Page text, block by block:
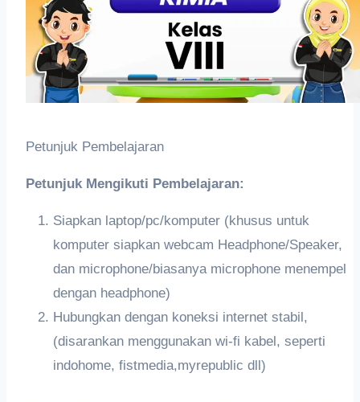
Petunjuk Pembelajaran
Petunjuk Mengikuti Pembelajaran:
Siapkan laptop/pc/komputer (khusus untuk
komputer siapkan webcam Headphone/Speaker,
dan microphone/biasanya microphone menempel
dengan headphone)
Hubungkan dengan koneksi internet stabil,
(disarankan menggunakan wi-fi kabel, seperti
indohome, fistmedia,myrepublic dll)